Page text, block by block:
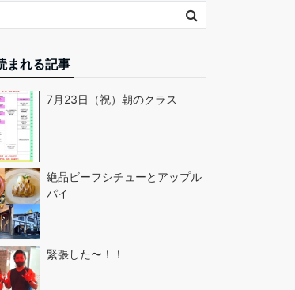
まれる記事
7月23日（祝）朝のクラス
絶品ビーフシチューとアップル
パイ
緊張した〜！！